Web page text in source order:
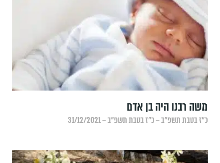
משה רבנו היה בן אדם
כ״ז בטבת תשפ״ב – כ״ז בטבת תשפ״ב – 31/12/2021